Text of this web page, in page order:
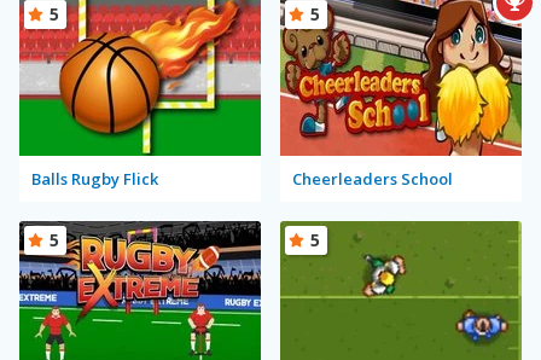
Balls Rugby Flick
5
Cheerleaders School
5
5 5